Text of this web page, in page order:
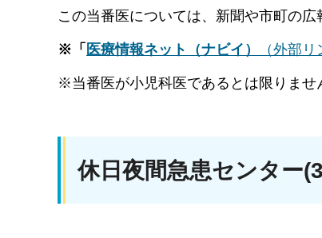
この当番医については、新聞や市町の広
※「 医療情報ネット（ナビイ） （外部リ
※当番医が小児科医であるとは限りませ
休日夜間急患センター